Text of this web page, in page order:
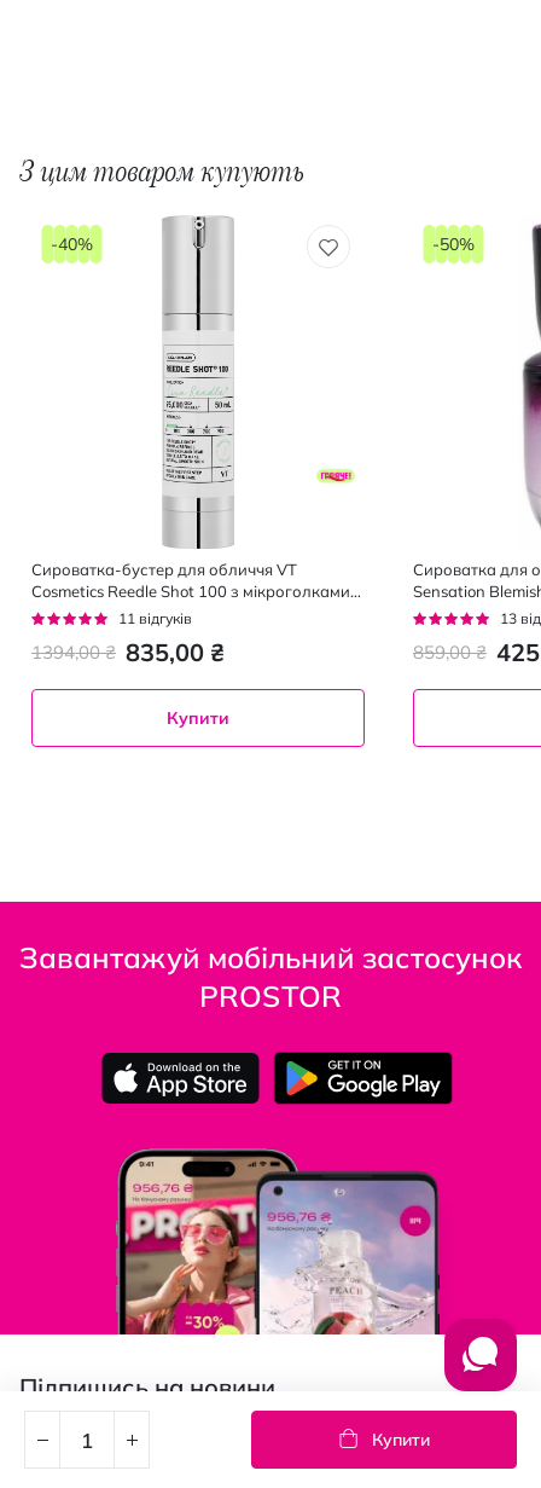
Купити
З цим товаром купують
Сироватка-бустер для обличчя VT
Cosmetics Reedle Shot 100 з мікроголками
та екстрактом центели 50 мл
Рейтинг:
11 відгуків
835,00 ₴
1394,00 ₴
-40%
Купити
Сироватка для
Sensation
пор 30 мл
Рейтинг:
13
859,00 ₴
-50%
Завантажуй мобільний застосунок
PROSTOR
Підпишись на новини
Дізнавайтесь першими про акції та новини